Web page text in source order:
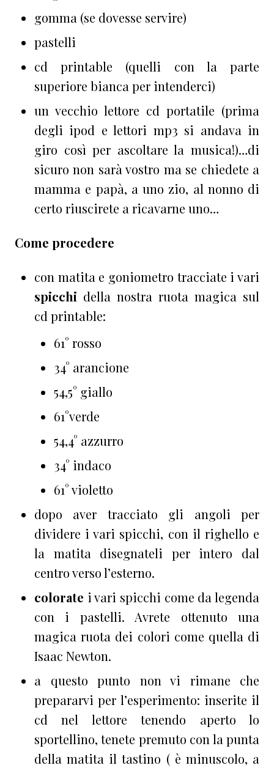
gomma (se dovesse servire)
pastelli
cd printable (quelli con la parte
superiore bianca per intenderci)
un vecchio lettore cd portatile (prima
degli ipod e lettori mp3 si andava in
giro così per ascoltare la musica!)…di
sicuro non sarà vostro ma se chiedete a
mamma e papà, a uno zio, al nonno di
certo riuscirete a ricavarne uno…
Come procedere
con matita e goniometro tracciate i vari
spicchi della nostra ruota magica sul
cd printable:
61° rosso
34° arancione
54,5° giallo
61°verde
54,4° azzurro
34° indaco
61° violetto
dopo aver tracciato gli angoli per
dividere i vari spicchi, con il righello e
la matita disegnateli per intero dal
centro verso l’esterno.
colorate i vari spicchi come da legenda
con i pastelli. Avrete ottenuto una
magica ruota dei colori come quella di
Isaac Newton.
a questo punto non vi rimane che
prepararvi per l’esperimento: inserite il
cd nel lettore tenendo aperto lo
sportellino, tenete premuto con la punta
della matita il tastino ( è minuscolo, a